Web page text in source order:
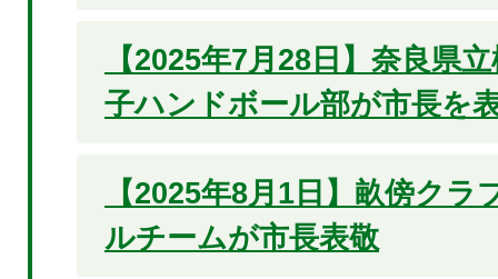
【2025年7月28日】奈良県
子ハンドボール部が市長を
【2025年8月1日】畝傍クラ
ルチームが市長表敬